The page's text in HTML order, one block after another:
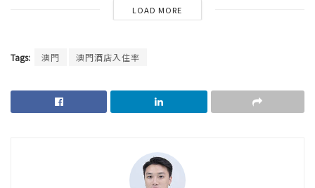
LOAD MORE
Tags: 澳門 澳門酒店入住率